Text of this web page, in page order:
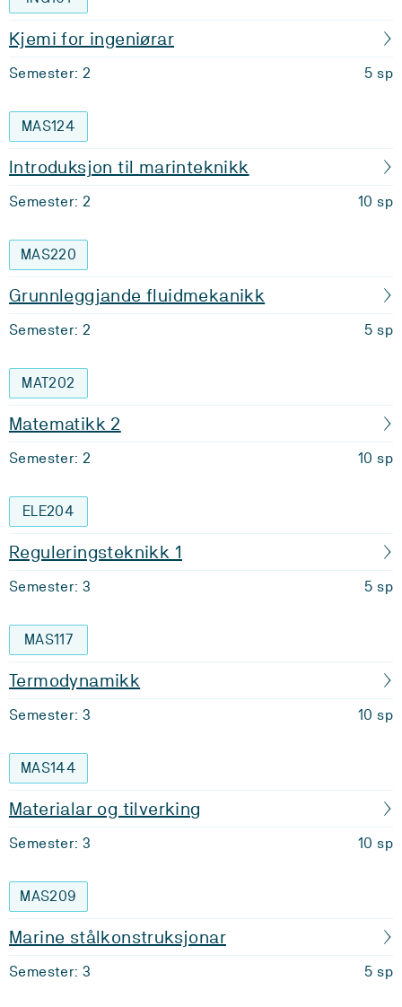
Kjemi for ingeniørar
Semester: 2 5 sp
MAS124
Introduksjon til marinteknikk
Semester: 2 10 sp
MAS220
Grunnleggjande fluidmekanikk
Semester: 2 5 sp
MAT202
Matematikk 2
Semester: 2 10 sp
ELE204
Reguleringsteknikk 1
Semester: 3 5 sp
MAS117
Termodynamikk
Semester: 3 10 sp
MAS144
Materialar og tilverking
Semester: 3 10 sp
MAS209
Marine stålkonstruksjonar
Semester: 3 5 sp